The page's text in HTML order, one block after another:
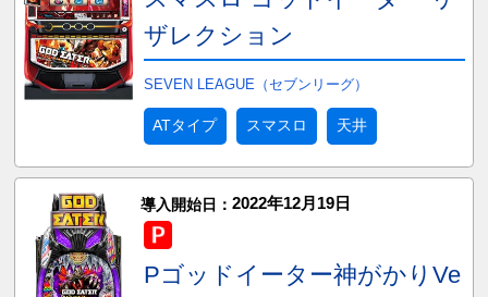
ザレクション
SEVEN LEAGUE（セブンリーグ）
ATタイプ スマスロ 天井
導入開始日： 2022年12月19日
Pゴッドイーター神がかりVe